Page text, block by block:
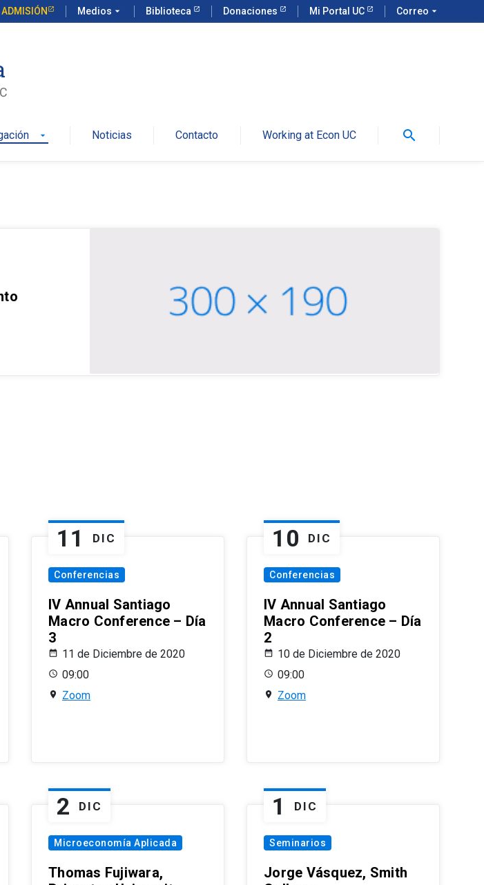
ADMISIÓN Medios arrow_drop_down Biblioteca Donaciones Mi Portal UC Correo arrow_drop_down
arrow_drop_down Noticias Contacto Working at Econ UC search
11 DIC
Conferencias
IV Annual Santiago
Macro Conference – Día
3
11 de Diciembre de 2020
09:00
Zoom
10 DIC
Conferencias
IV Annual Santiago
Macro Conference – Día
2
10 de Diciembre de 2020
09:00
Zoom
2 DIC
Microeconomía Aplicada
Thomas Fujiwara,
1 DIC
Seminarios
Jorge Vásquez, Smith